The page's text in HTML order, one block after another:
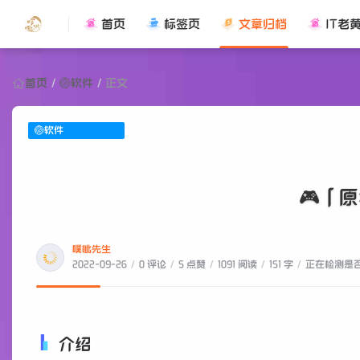
首页 标签页 文章归档 IT老
首页 / 🏐软件 / 正文
🏐软件
🎮「
噗呲先生
2022-09-26 / 0 评论 / 5 点赞 / 1091 阅读 / 151 字 / 正在检测是
介绍